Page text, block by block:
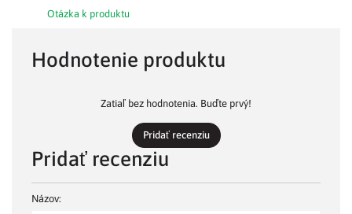
Otázka k produktu
Hodnotenie produktu
Zatiaľ bez hodnotenia. Buďte prvý!
Pridať recenziu
Pridať recenziu
Názov: